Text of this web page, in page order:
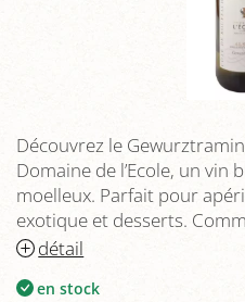
Découvrez le
Domaine de l’Ecole, un vin
moelleux. Parfait pour
exotique et desserts.
détail
en stock